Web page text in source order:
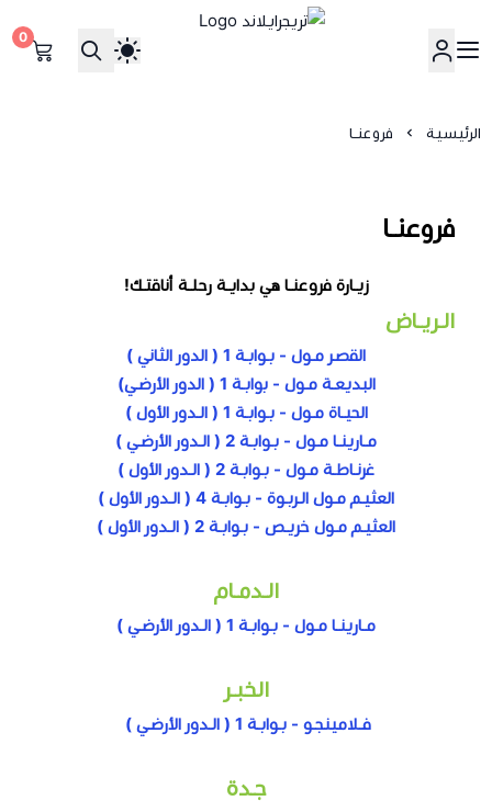
0
الرئيسية فروعنـا
فروعنـا
زيـارة فروعنـا هي بدايـة رحلـة أناقتـك!
الـريـاض
القصـر مـول - بـوابـة 1 ( الدور الثاني )
البديعـة مـول - بوابـة 1 ( الدور الأرضـي)
الحيـاة مـول - بـوابـة 1 ( الـدور الأول )
مـارينـا مـول - بـوابـة 2 ( الـدور الأرضـي )
غرنـاطـة مـول - بـوابـة 2 ( الـدور الأول )
العثيـم مـول الـربـوة - بـوابـة 4 ( الـدور الأول )
العثيـم مـول خريـص - بـوابـة 2 ( الـدور الأول )
الـدمـام
مـارينـا مـول - بـوابـة 1 ( الـدور الأرضـي )
الخبـر
فـلامينجـو - بـوابـة 1 ( الـدور الأرضـي )
جـدة